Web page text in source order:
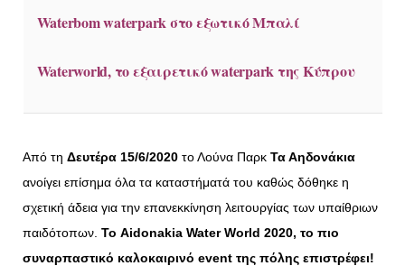
Waterbom waterpark στο εξωτικό Μπαλί
Waterworld, το εξαιρετικό waterpark της Κύπρου
Από τη Δευτέρα 15/6/2020 το Λούνα Παρκ Τα Αηδονάκια
ανοίγει επίσημα όλα τα καταστήματά του καθώς δόθηκε η
σχετική άδεια για την επανεκκίνηση λειτουργίας των υπαίθριων
παιδότοπων. Το Aidonakia Water World 2020, το πιο
συναρπαστικό καλοκαιρινό event της πόλης επιστρέφει!